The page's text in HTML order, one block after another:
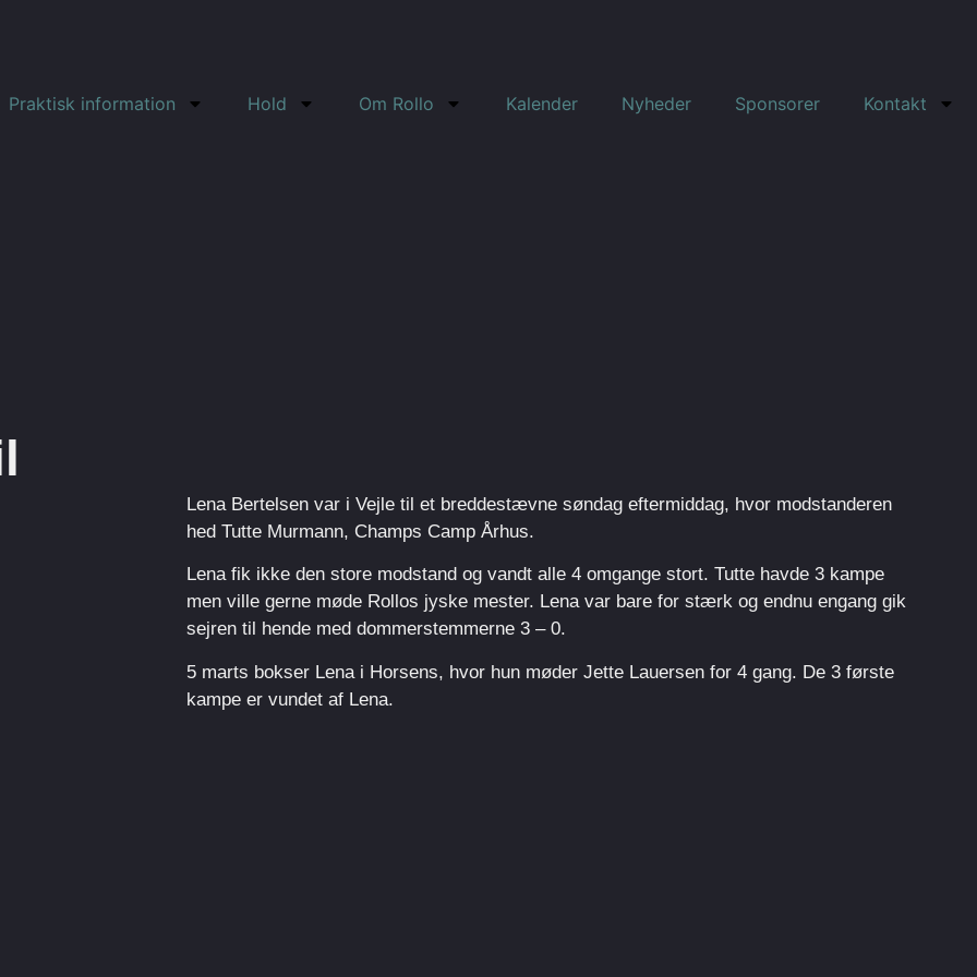
Praktisk information Hold Om Rollo Kalender Nyheder Sponsorer Kontakt
Lena Bertelsen var i Vejle til et breddestævne søndag eftermiddag, hvor modstanderen
hed Tutte Murmann, Champs Camp Århus.
Lena fik ikke den store modstand og vandt alle 4 omgange stort. Tutte havde 3 kampe
men ville gerne møde Rollos jyske mester. Lena var bare for stærk og endnu engang gik
sejren til hende med dommerstemmerne 3 – 0.
5 marts bokser Lena i Horsens, hvor hun møder Jette Lauersen for 4 gang. De 3 første
kampe er vundet af Lena.